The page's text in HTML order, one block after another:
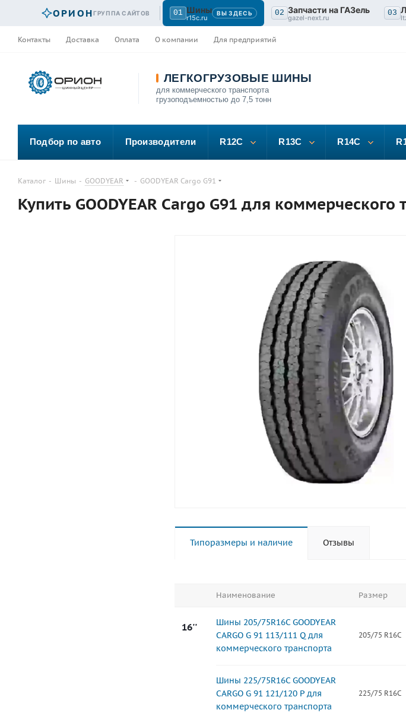
ОРИОНГРУППА САЙТОВ 01 Шины
r15c.ru
ВЫ ЗДЕСЬ 02 Запчасти на ГАЗель
gazel-next.ru
03
Контакты Доставка Оплата О компании Для предприятий
ЛЕГКОГРУЗОВЫЕ ШИНЫ
для коммерческого транспорта
грузоподъемностью до 7,5 тонн
Подбор по авто Производители R12C R13C R14C
Каталог - Шины - GOODYEAR - GOODYEAR Cargo G91
Купить GOODYEAR Cargo G91 для коммерческого
Типоразмеры и наличие Отзывы
Наименование Размер
16''
Шины 205/75R16C GOODYEAR
CARGO G 91 113/111 Q для
коммерческого транспорта
205/75 R16C
Шины 225/75R16C GOODYEAR
CARGO G 91 121/120 P для
коммерческого транспорта
225/75 R16C